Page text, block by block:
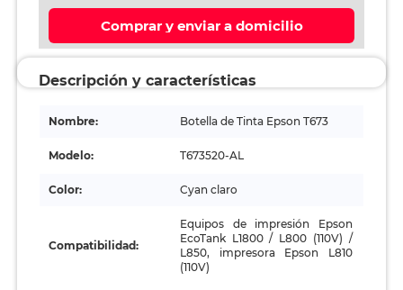
Comprar y enviar a domicilio
Descripción y características
Nombre: Botella de Tinta Epson T673
Modelo: T673520-AL
Color: Cyan claro
Compatibilidad:
Equipos de impresión Epson
EcoTank L1800 / L800 (110V) /
L850, impresora Epson L810
(110V)